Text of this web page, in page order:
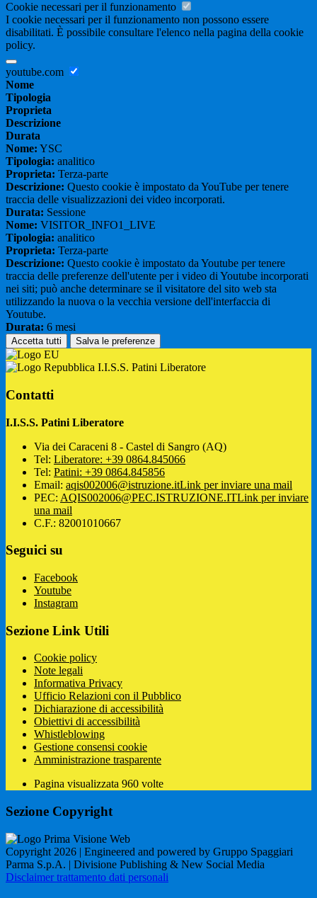
Cookie necessari per il funzionamento
I cookie necessari per il funzionamento non possono essere
disabilitati. È possibile consultare l'elenco nella pagina della cookie
policy.
youtube.com
Nome
Tipologia
Proprieta
Descrizione
Durata
Nome: YSC
Tipologia: analitico
Proprieta: Terza-parte
Descrizione: Questo cookie è impostato da YouTube per tenere
traccia delle visualizzazioni dei video incorporati.
Durata: Sessione
Nome: VISITOR_INFO1_LIVE
Tipologia: analitico
Proprieta: Terza-parte
Descrizione: Questo cookie è impostato da Youtube per tenere
traccia delle preferenze dell'utente per i video di Youtube incorporati
nei siti; può anche determinare se il visitatore del sito web sta
utilizzando la nuova o la vecchia versione dell'interfaccia di
Youtube.
Durata: 6 mesi
Accetta tutti Salva le preferenze
I.I.S.S. Patini Liberatore
Contatti
I.I.S.S. Patini Liberatore
Via dei Caraceni 8 - Castel di Sangro (AQ)
Tel: Liberatore: +39 0864.845066
Tel: Patini: +39 0864.845856
Email: aqis002006@istruzione.itLink per inviare una mail
PEC: AQIS002006@PEC.ISTRUZIONE.ITLink per inviare
una mail
C.F.: 82001010667
Seguici su
Facebook
Youtube
Instagram
Sezione Link Utili
Cookie policy
Note legali
Informativa Privacy
Ufficio Relazioni con il Pubblico
Dichiarazione di accessibilità
Obiettivi di accessibilità
Whistleblowing
Gestione consensi cookie
Amministrazione trasparente
Pagina visualizzata 960 volte
Sezione Copyright
Copyright 2026 | Engineered and powered by Gruppo Spaggiari
Parma S.p.A. | Divisione Publishing & New Social Media
Disclaimer trattamento dati personali